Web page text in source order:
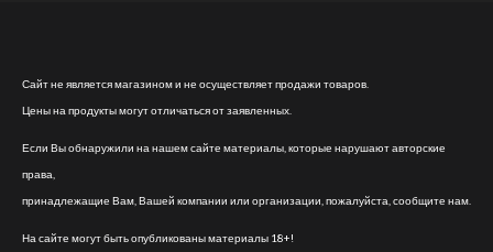
Сайт не является магазином и не осуществляет продажи товаров.
Цены на продукты могут отличаться от заявленных.
Если Вы обнаружили на нашем сайте материалы, которые нарушают авторские
права,
принадлежащие Вам, Вашей компании или организации, пожалуйста, сообщите нам.
На сайте могут быть опубликованы материалы 18+!